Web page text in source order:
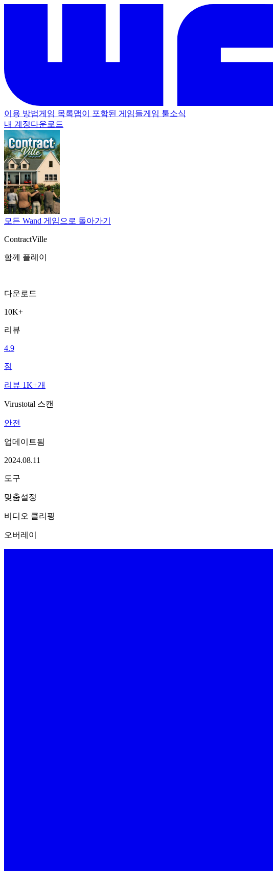
이용 방법게임 목록맵이 포함된 게임들게임 툴소식
내 계정다운로드
모든 Wand 게임으로 돌아가기
ContractVille
함께 플레이
다운로드
10K+
리뷰
4.9
점
리뷰 1K+개
Virustotal 스캔
안전
업데이트됨
2024.08.11
도구
맞춤설정
비디오 클리핑
오버레이